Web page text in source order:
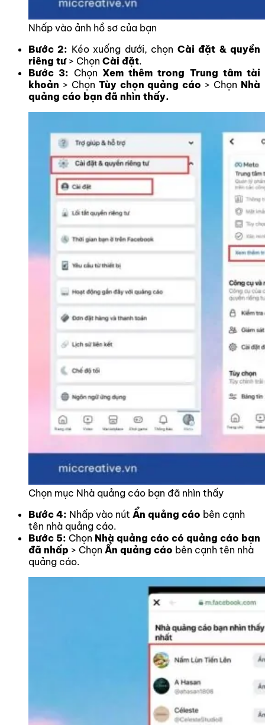
Nhấp vào ảnh hồ sơ của bạn
Bước 2: Kéo xuống dưới, chọn Cài đặt & quyền
riêng tư> Chọn Cài đặt.
Bước 3: Chọn Xem thêm trong Trung tâm tài
khoản > Chọn Tùy chọn quảng cáo > Chọn Nhà
quảng cáo bạn đã nhìn thấy.
Chọn mục Nhà quảng cáo bạn đã nhìn thấy
Bước 4: Nhấp vào nút Ẩn quảng cáo bên cạnh
tên nhà quảng cáo.
Bước 5: Chọn Nhà quảng cáo có quảng cáo bạn
đã nhấp > Chọn Ẩn quảng cáo bên cạnh tên nhà
quảng cáo.